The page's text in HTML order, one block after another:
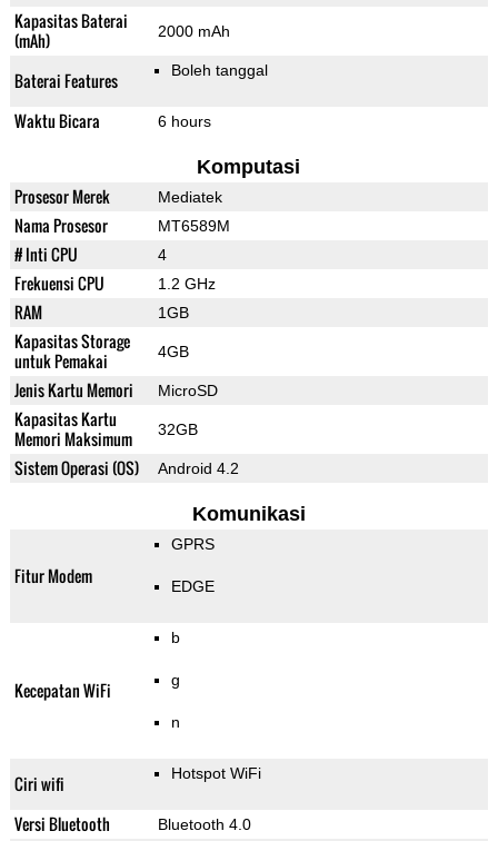
Kapasitas Baterai
(mAh)
2000 mAh
Baterai Features Boleh tanggal
Waktu Bicara 6 hours
Komputasi
Prosesor Merek Mediatek
Nama Prosesor MT6589M
# Inti CPU 4
Frekuensi CPU 1.2 GHz
RAM 1GB
Kapasitas Storage
untuk Pemakai
4GB
Jenis Kartu Memori MicroSD
Kapasitas Kartu
Memori Maksimum
32GB
Sistem Operasi (OS) Android 4.2
Komunikasi
Fitur Modem
GPRS
EDGE
Kecepatan WiFi
b
g
n
Ciri wifi Hotspot WiFi
Versi Bluetooth Bluetooth 4.0